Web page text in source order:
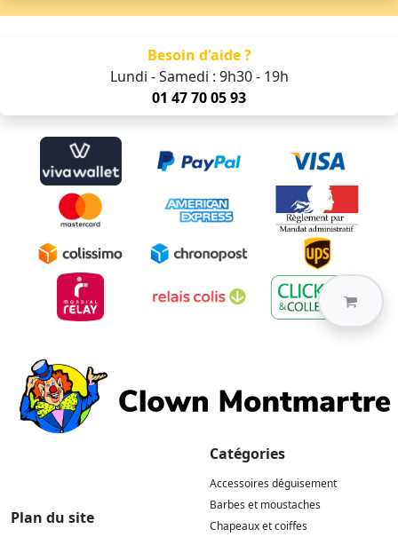
Besoin d'aide ?
Lundi - Samedi : 9h30 - 19h
01 47 70 05 93
Plan du site
Catégories
Accessoires déguisement
Barbes et moustaches
Chapeaux et coiffes